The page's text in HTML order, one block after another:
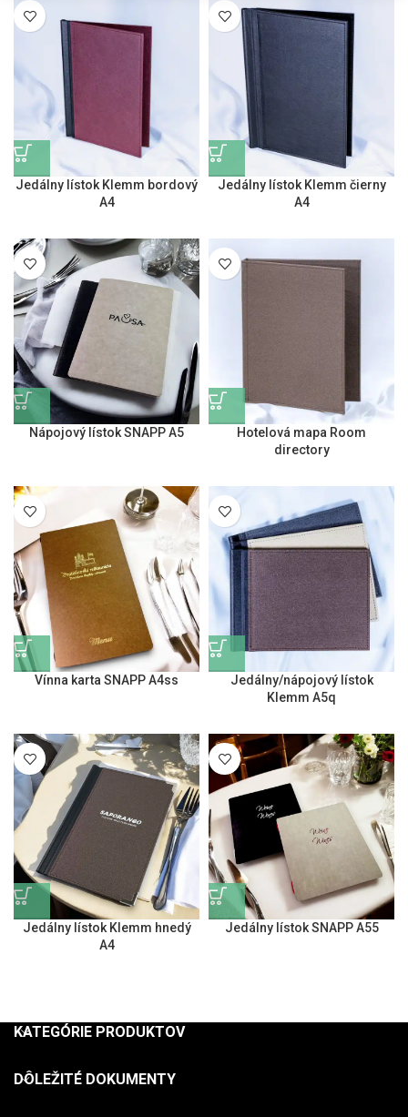
Jedálny lístok Klemm bordový
A4
Jedálny lístok Klemm čierny
A4
Nápojový lístok SNAPP A5
Hotelová mapa Room
directory
Vínna karta SNAPP A4ss
Jedálny/nápojový lístok
Klemm A5q
Jedálny lístok Klemm hnedý
A4
Jedálny lístok SNAPP A55
KATEGÓRIE PRODUKTOV
DÔLEŽITÉ DOKUMENTY